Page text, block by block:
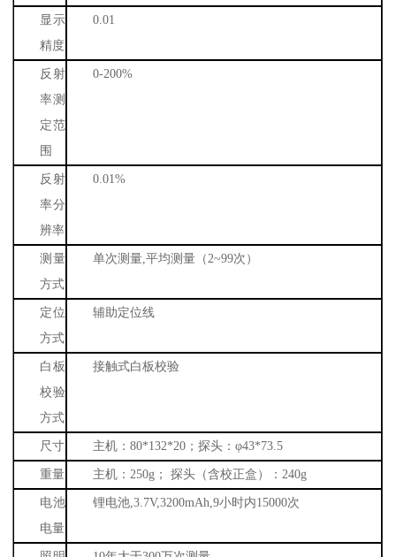
显示
精度
0.01
反射
率测
定范
围
0-200%
反射
率分
辨率
0.01%
测量
方式
单次测量,平均测量（2~99次）
定位
方式
辅助定位线
白板
校验
方式
接触式白板校验
尺寸 主机：80*132*20 ；探头：φ43*73.5
重量 主机：250g ； 探头（含校正盒）：240g
电池
电量
锂电池,3.7V,3200mAh,9小时内15000次